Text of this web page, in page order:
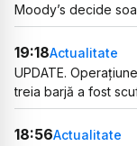
Moody’s decide
19:18Actualitate
UPDATE.
treia barjă a fost
18:56Actualitate